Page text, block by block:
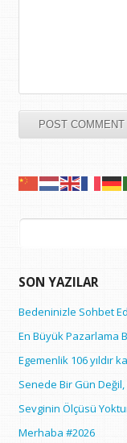
Arama:
SON YAZILAR
Bedeninizle Sohbet
En Büyük Pazarlama
Egemenlik 106 yıldır
Senede Bir Gün Değil,
Sevginin Ölçüsü
Merhaba #2026